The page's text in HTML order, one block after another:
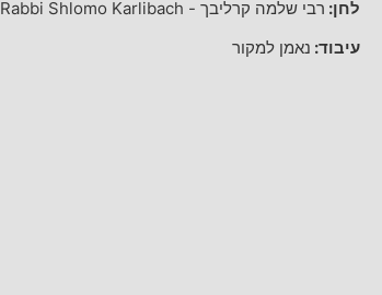
לחן: רבי שלמה קרליבך-
Rabbi Shlomo Karlibach
עיבוד: נאמן למקור